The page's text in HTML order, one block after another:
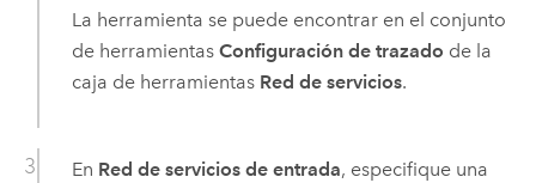
La herramienta se puede encontrar en el conjunto
de herramientas Configuración de trazado de la
caja de herramientas Red de servicios.
En Red de servicios de entrada, especifique una